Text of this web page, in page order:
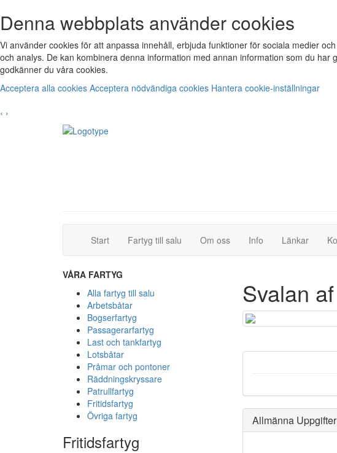
Denna webbplats använder cookies
Vi använder cookies för att anpassa innehåll, erbjuda funktioner för sociala medier
och analys. De kan kombinera denna information med annan information som du
godkänner du våra cookies.
Acceptera alla cookies Acceptera nödvändiga cookies Hantera cookie-inställningar
‹ ›
Start(current)Fartyg till salu (current)Om oss Info Länkar
VÅRA FARTYG
Alla fartyg till salu
Arbetsbåtar
Bogserfartyg
Passagerarfartyg
Last och tankfartyg
Lotsbåtar
Pråmar och pontoner
Räddningskryssare
Patrullfartyg
Fritidsfartyg
Övriga fartyg
Fritidsfartyg
Svalan
Allmänna Uppgifter